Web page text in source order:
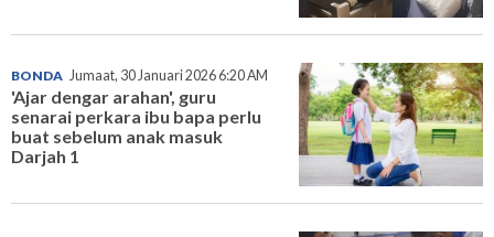
BONDA Jumaat, 30 Januari 2026 6:20 AM
'Ajar dengar arahan', guru
senarai perkara ibu bapa perlu
buat sebelum anak masuk
Darjah 1